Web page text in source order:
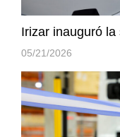
Irizar inauguró
05/21/2026